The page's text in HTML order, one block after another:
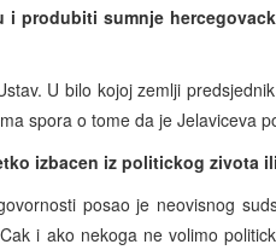
produbiti sumnje
U bilo kojoj zemlji
spora o tome da je Jelaviceva
izbacen iz politickog zivota
posao je neovisnog
i ako nekoga ne volimo